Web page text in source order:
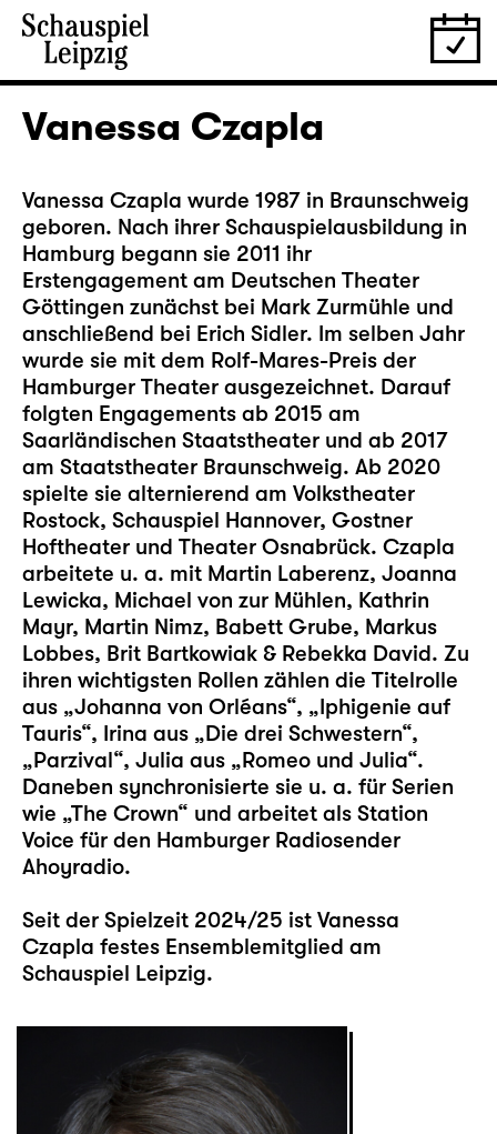
Vanessa Czapla
Vanessa Czapla wurde 1987 in Braunschweig
geboren. Nach ihrer Schauspielausbildung in
Hamburg begann sie 2011 ihr
Erstengagement am Deutschen Theater
Göttingen zunächst bei Mark Zurmühle und
anschließend bei Erich Sidler. Im selben Jahr
wurde sie mit dem Rolf-Mares-Preis der
Hamburger Theater ausgezeichnet. Darauf
folgten Engagements ab 2015 am
Saarländischen Staatstheater und ab 2017
am Staatstheater Braunschweig. Ab 2020
spielte sie alternierend am Volkstheater
Rostock, Schauspiel Hannover, Gostner
Hoftheater und Theater Osnabrück. Czapla
arbeitete u. a. mit Martin Laberenz, Joanna
Lewicka, Michael von zur Mühlen, Kathrin
Mayr, Martin Nimz, Babett Grube, Markus
Lobbes, Brit Bartkowiak & Rebekka David. Zu
ihren wichtigsten Rollen zählen die Titelrolle
aus „Johanna von Orléans“, „Iphigenie auf
Tauris“, Irina aus „Die drei Schwestern“,
„Parzival“, Julia aus „Romeo und Julia“.
Daneben synchronisierte sie u. a. für Serien
wie „The Crown“ und arbeitet als Station
Voice für den Hamburger Radiosender
Ahoyradio.
Seit der Spielzeit 2024/25 ist Vanessa
Czapla festes Ensemblemitglied am
Schauspiel Leipzig.